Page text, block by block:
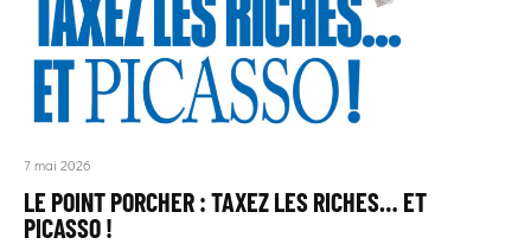
7 mai 2026
LE POINT PORCHER : TAXEZ LES RICHES… ET
PICASSO !